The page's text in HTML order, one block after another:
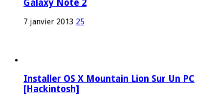
Galaxy Note 2
7 janvier 2013 25
Installer OS X Mountain Lion Sur Un PC
[Hackintosh]